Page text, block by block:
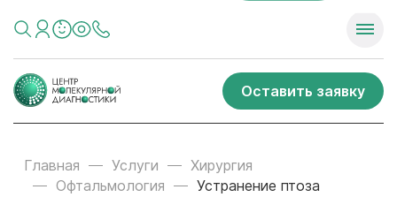
Оставить заявку
Главная Услуги
Хирургия
Офтальмология
Устранение птоза